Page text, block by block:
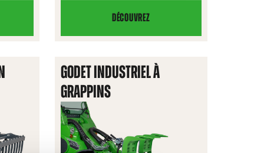
DÉCOUVREZ
GODET
À
XL
GODET INDUSTRIEL À
GRAPPINS